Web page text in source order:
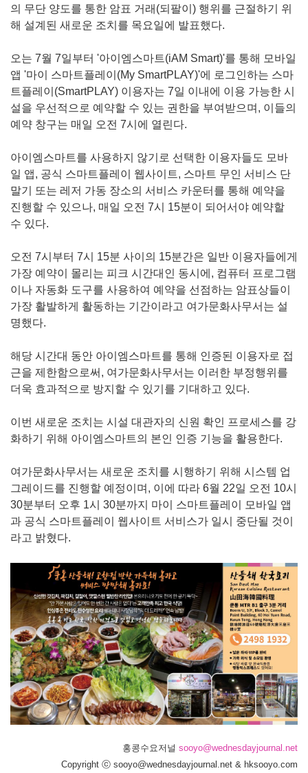
의 무단 양도를 통한 암표 거래(되팔이) 행위를 근절하기 위
해 설계된 새로운 조치를 목요일에 발표했다.
오는 7월 7일부터 '아이엠스마트(iAM Smart)'를 통해 모바일
앱 '마이 스마트플레이(My SmartPLAY)'에 로그인하는 스마
트플레이(SmartPLAY) 이용자는 7일 이내에 이용 가능한 시
설을 우선적으로 예약할 수 있는 권한을 부여받으며, 이들의
예약 창구는 매일 오전 7시에 열린다.
아이엠스마트를 사용하지 않기로 선택한 이용자들도 모바
일 앱, 공식 스마트플레이 웹사이트, 스마트 무인 서비스 단
말기 또는 레저 가동 장소의 서비스 카운터를 통해 예약을
진행할 수 있으나, 매일 오전 7시 15분이 되어서야 예약할
수 있다.
오전 7시부터 7시 15분 사이의 15분간은 일반 이용자들에게
가장 예약이 몰리는 피크 시간대인 동시에, 컴퓨터 프로그램
이나 자동화 도구를 사용하여 예약을 선점하는 암표상들이
가장 활발하게 활동하는 기간이라고 여가문화사무서는 설
명했다.
해당 시간대 동안 아이엠스마트를 통해 인증된 이용자로 접
근을 제한함으로써, 여가문화사무서는 이러한 부정행위를
더욱 효과적으로 방지할 수 있기를 기대하고 있다.
이번 새로운 조치는 시설 대관자의 신원 확인 프로세스를 강
화하기 위해 아이엠스마트의 본인 인증 기능을 활용한다.
여가문화사무서는 새로운 조치를 시행하기 위해 시스템 업
그레이드를 진행할 예정이며, 이에 따라 6월 22일 오전 10시
30분부터 오후 1시 30분까지 마이 스마트플레이 모바일 앱
과 공식 스마트플레이 웹사이트 서비스가 일시 중단될 것이
라고 밝혔다.
홍콩수요저널 sooyo@wednesdayjournal.net
Copyright ⓒ sooyo@wednesdayjournal.net & hksooyo.com